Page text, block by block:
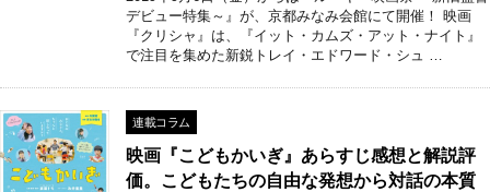
デビュー特集～』が、京都みなみ会館にて開催！ 映画
『クリシャ』は、『イット・カムズ・アット・ナイト』
で注目を集めた新鋭トレイ・エドワード・シュ …
連載コラム
映画『こどもかいぎ』あらすじ感想と解説評
価。こどもたちの自由な発想から対話の本質